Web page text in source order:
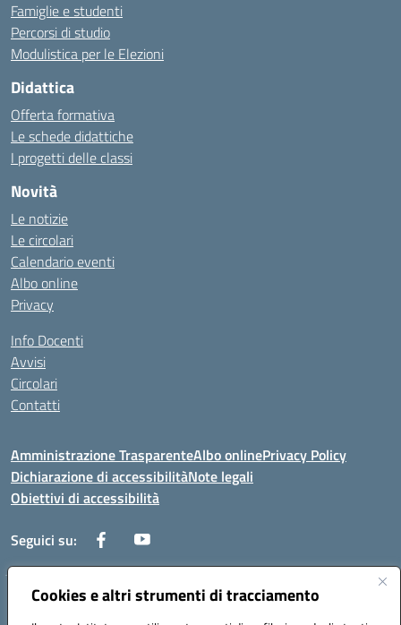
Cookies e altri strumenti di tracciamento
Famiglie e studenti
Percorsi di studio
Modulistica per le Elezioni
Didattica
Offerta formativa
Le schede didattiche
I progetti delle classi
Novità
Le notizie
Le circolari
Calendario eventi
Albo online
Privacy
Info Docenti
Avvisi
Circolari
Contatti
Amministrazione TrasparenteAlbo onlinePrivacy Policy
Dichiarazione di accessibilitàNote legali
Obiettivi di accessibilità
Seguici su:
Corso Roma, 1 71100 FOGGIA (FG)
Codice meccanografico: FGPM03000E